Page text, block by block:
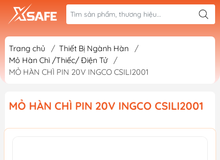
Trang chủ / Thiết Bị Ngành Hàn
/
Mỏ Hàn Chì /Thiếc/ Điện Tử
/
MỎ HÀN CHÌ PIN 20V INGCO CSILI2001
MỎ HÀN CHÌ PIN 20V INGCO CSILI2001